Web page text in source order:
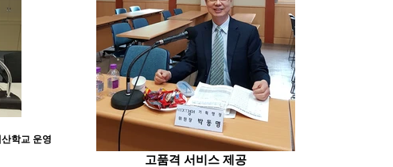
학교 운영
고품격 서비스 제공